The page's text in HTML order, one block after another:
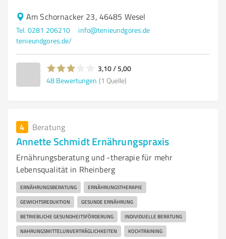
Am Schornacker 23, 46485 Wesel
Tel. 0281 206210
info@tenieundgores.de
tenieundgores.de/
3,10 / 5,00
48 Bewertungen (1 Quelle)
4 Beratung
Annette Schmidt Ernährungspraxis
Ernährungsberatung und -therapie für mehr
Lebensqualität in Rheinberg
ERNÄHRUNGSBERATUNG ERNÄHRUNGSTHERAPIE
GEWICHTSREDUKTION GESUNDE ERNÄHRUNG
BETRIEBLICHE GESUNDHEITSFÖRDERUNG INDIVIDUELLE BERATUNG
NAHRUNGSMITTELUNVERTRÄGLICHKEITEN KOCHTRAINING